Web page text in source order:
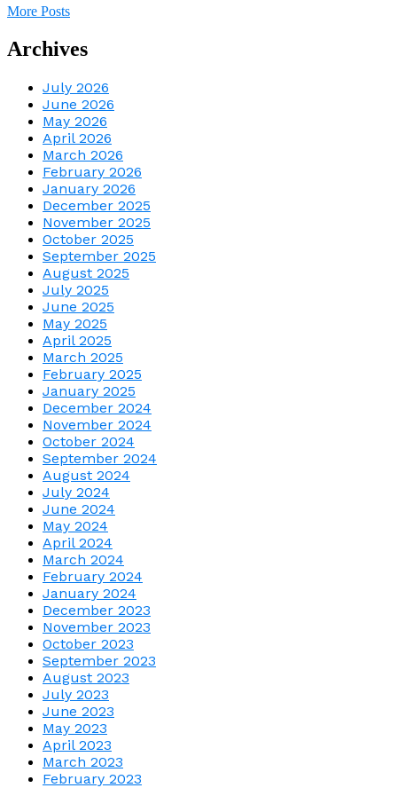
More Posts
Archives
July 2026
June 2026
May 2026
April 2026
March 2026
February 2026
January 2026
December 2025
November 2025
October 2025
September 2025
August 2025
July 2025
June 2025
May 2025
April 2025
March 2025
February 2025
January 2025
December 2024
November 2024
October 2024
September 2024
August 2024
July 2024
June 2024
May 2024
April 2024
March 2024
February 2024
January 2024
December 2023
November 2023
October 2023
September 2023
August 2023
July 2023
June 2023
May 2023
April 2023
March 2023
February 2023